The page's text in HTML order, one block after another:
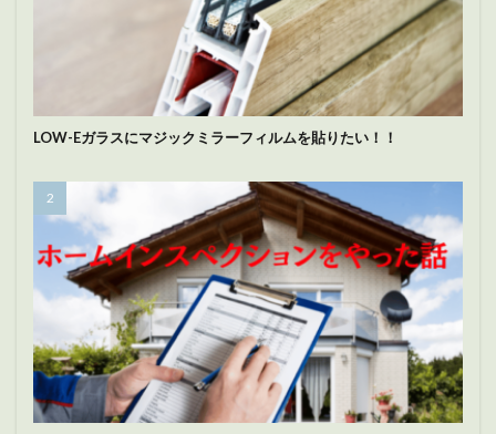
LOW-Eガラスにマジックミラーフィルムを貼りたい！！